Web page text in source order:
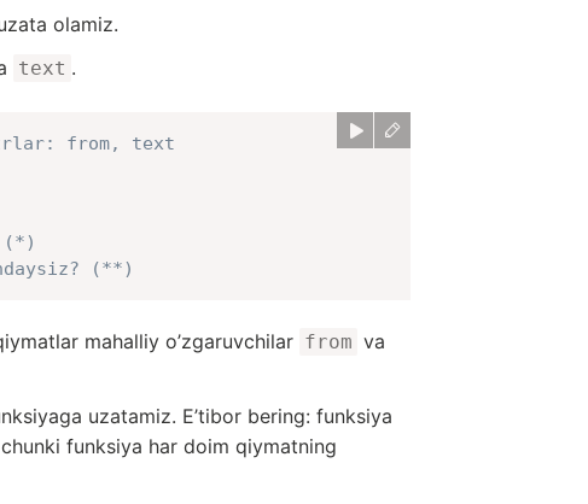
olamiz.
text .
from, text
(*)
(**)
mahalliy o’zgaruvchilar from va
uzatamiz. E’tibor bering: funksiya
funksiya har doim qiymatning